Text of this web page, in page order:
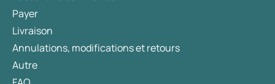
Payer
Livraison
Annulations, modifications et retours
Autre